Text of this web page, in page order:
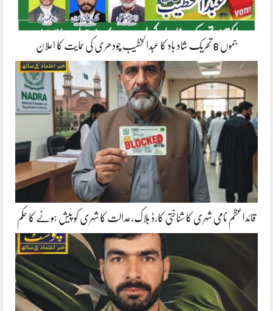
جموں 6 تحریک شاد باد کا عبدالخطیب چودھری کی حمایت کا اعلان
قائداعظم نامی شہری کا شناختی کارڈ بلاک،عدالت کا شہری کو پیش ہونے کا حکم